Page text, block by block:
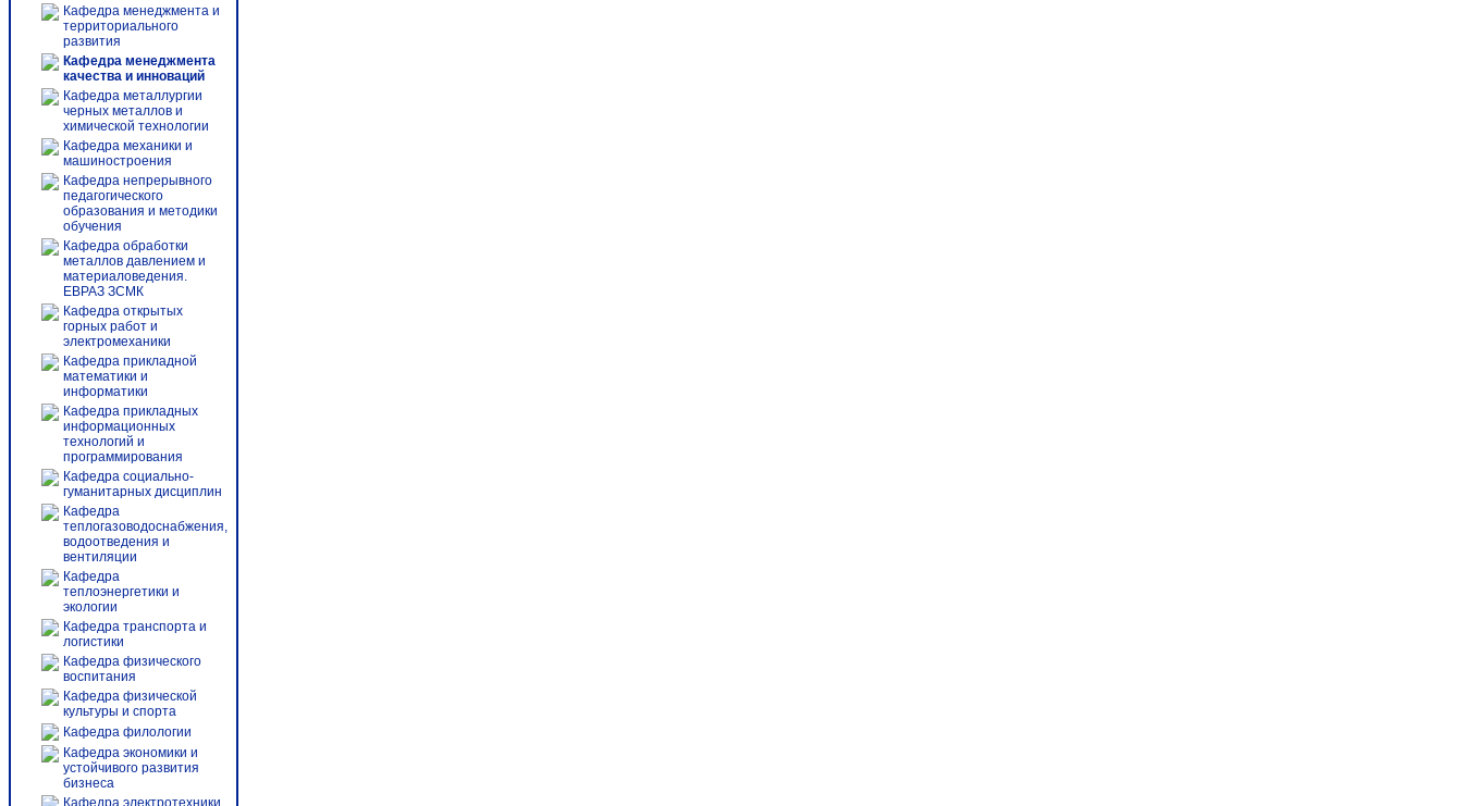
Кафедра менеджмента и
территориального
развития
Кафедра менеджмента
качества и инноваций
Кафедра металлургии
черных металлов и
химической технологии
Кафедра механики и
машиностроения
Кафедра непрерывного
педагогического
образования и методики
обучения
Кафедра обработки
металлов давлением и
материаловедения.
ЕВРАЗ ЗСМК
Кафедра открытых
горных работ и
электромеханики
Кафедра прикладной
математики и
информатики
Кафедра прикладных
информационных
технологий и
программирования
Кафедра социально-
гуманитарных дисциплин
Кафедра
теплогазоводоснабжения,
водоотведения и
вентиляции
Кафедра
теплоэнергетики и
экологии
Кафедра транспорта и
логистики
Кафедра физического
воспитания
Кафедра физической
культуры и спорта
Кафедра филологии
Кафедра экономики и
устойчивого развития
бизнеса
Кафедра электротехники,